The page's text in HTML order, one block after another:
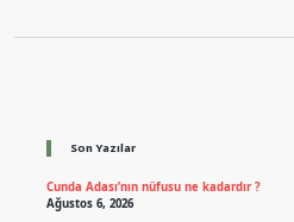
Son Yazılar
Cunda Adası’nın nüfusu ne kadardır ?
Ağustos 6, 2026